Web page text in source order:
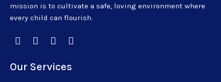
mission is to cultivate a safe, loving environment where
every child can flourish.
Our Services